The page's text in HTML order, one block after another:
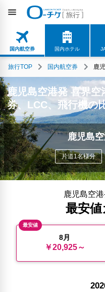
国内航空券 国内ホテル
旅行TOP 国内航空券 鹿
鹿児島空港発 喜界空
券、LCC、飛行機の
鹿児島
片道1名様分
鹿児島空
最安
最安値
8月
￥20,925～